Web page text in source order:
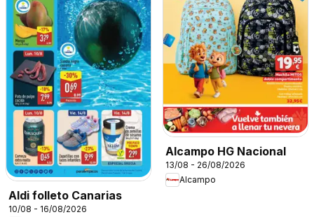
Aldi folleto Canarias
10/08 - 16/08/2026
Alcampo HG Nacional
13/08 - 26/08/2026
Alcampo